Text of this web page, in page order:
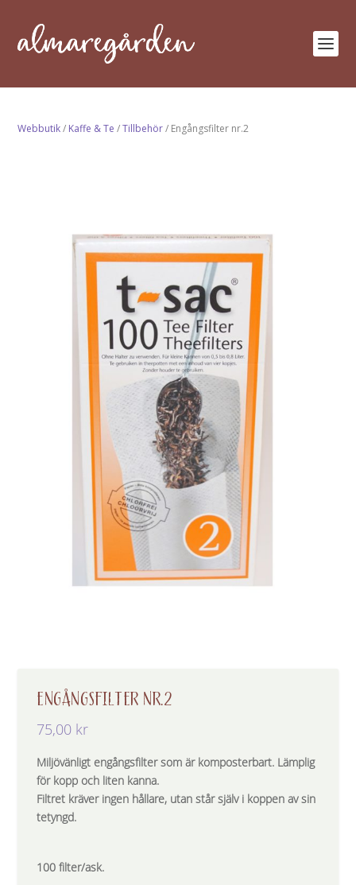
Webbutik/ Kaffe & Te /Tillbehör/ Engångsfilter nr.2
ENGÅNGSFILTER NR.2
75,00 kr
Miljövänligt engångsfilter som är komposterbart. Lämplig
för kopp och liten kanna.
Filtret kräver ingen hållare, utan står själv i koppen av sin
tetyngd.
100 filter/ask.